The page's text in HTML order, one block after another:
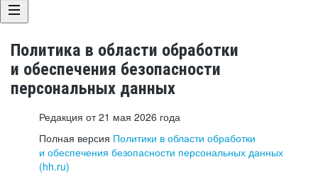
Политика в области обработки
и обеспечения безопасности
персональных данных
Редакция от 21 мая 2026 года
Полная версия Политики в области обработки
и обеспечения безопасности персональных данных
(hh.ru)